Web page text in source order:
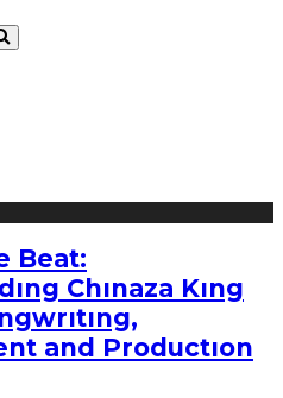
Beat:
Chınaza Kıng
and Productıon